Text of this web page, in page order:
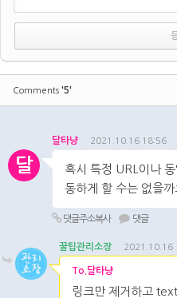
Comments '5'
달
달타냥 2021.10.16 18:56
혹시 특정 URL이나
동하게 할 수는 없을까
댓글주소복사 댓글
꿀팁관리소장 2021.10.16
To.달타냥
링크만 제거하고